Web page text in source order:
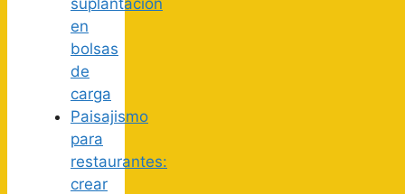
en
bolsas
de
carga
Paisajismo
para
restaurantes:
crear